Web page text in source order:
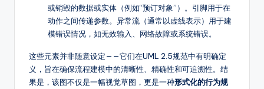
或销毁的数据或实体（例如“预订对象”）。引脚用于在
动作之间传递参数。异常流（通常以虚线表示）用于建
模错误情况，如无效输入、网络故障或系统错误。
这些元素并非随意设定——它们在UML 2.5规范中有明确定
义，旨在确保流程建模中的清晰性、精确性和可追溯性。结
果是，该图不仅是一幅视觉草图，更是一种形式化的行为规